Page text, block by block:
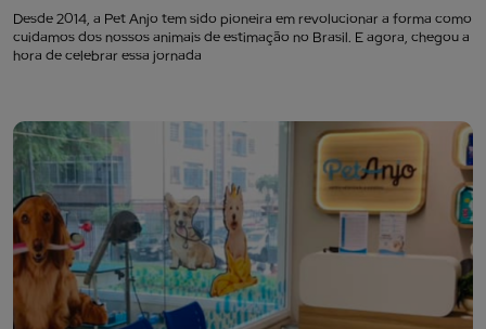
Desde 2014, a Pet Anjo tem sido pioneira em revolucionar a forma como
cuidamos dos nossos animais de estimação no Brasil. E agora, chegou a
hora de celebrar essa jornada